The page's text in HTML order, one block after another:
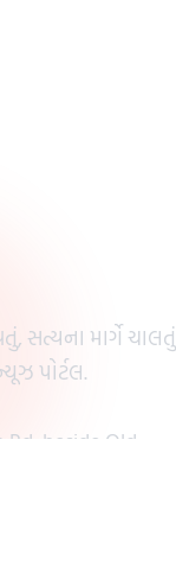
સત્યના માર્ગે ચાલતું
પોર્ટલ.
Rd, beside Old